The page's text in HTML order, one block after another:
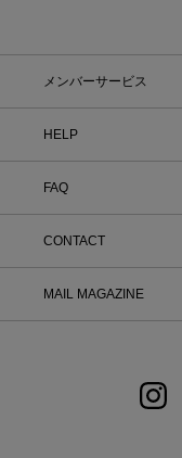
メンバーサービス
HELP
FAQ
CONTACT
MAIL MAGAZINE